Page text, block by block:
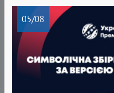
05/08